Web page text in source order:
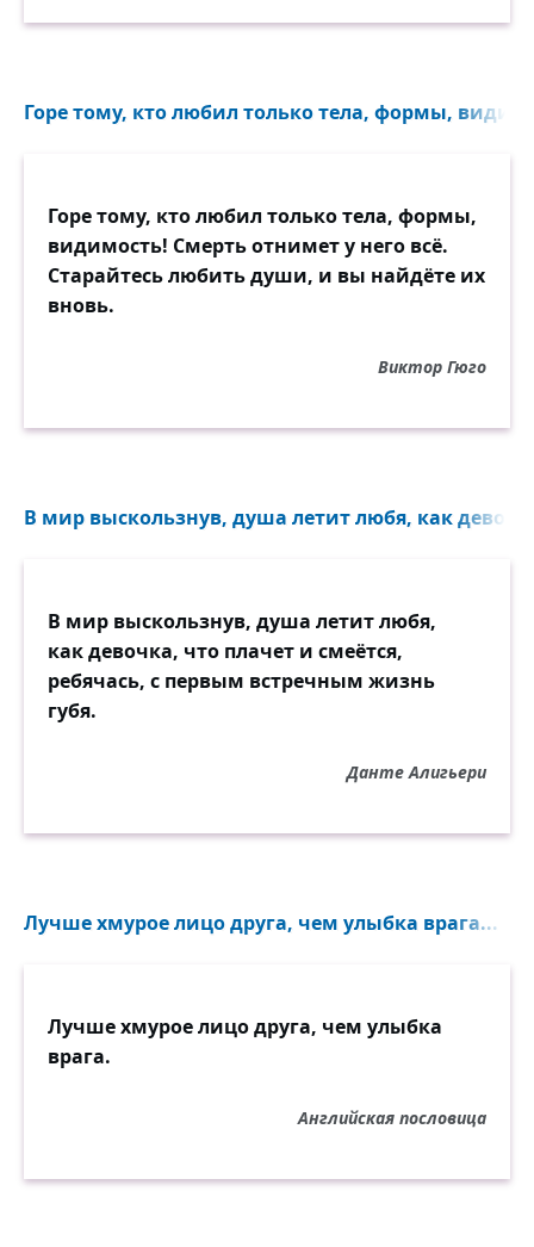
Горе тому, кто любил только тела, формы,
Горе тому, кто любил только тела, формы,
видимость! Смерть отнимет у него всё.
Старайтесь любить души, и вы найдёте их
вновь.
Виктор Гюго
В мир выскользнув, душа летит любя, как
В мир выскользнув, душа летит любя,
как девочка, что плачет и смеётся,
ребячась, с первым встречным жизнь
губя.
Данте Алигьери
Лучше хмурое лицо друга, чем улыбка врага...
Лучше хмурое лицо друга, чем улыбка
врага.
Английская пословица